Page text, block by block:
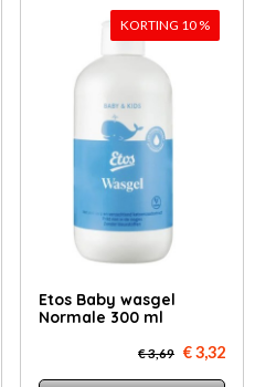
KORTING 10 %
Etos Ba­by was­gel
Normale 300 ml
€ 3,69 € 3,32